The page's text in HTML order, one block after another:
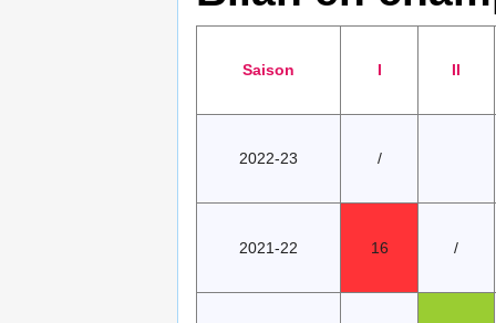
Saison I II
2022-23 /
2021-22 16 /